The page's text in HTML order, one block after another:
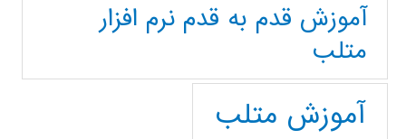
آموزش قدم به قدم نرم افزار
متلب
آموزش متلب